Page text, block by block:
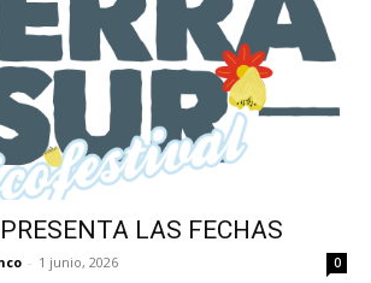
LAS FECHAS
- 1 junio, 2026 0